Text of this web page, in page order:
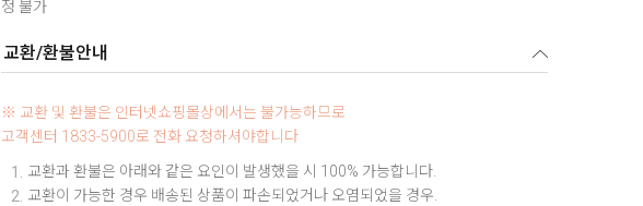
정 불가
교환/환불안내
※ 교환 및 환불은 인터넷쇼핑몰상에서는 불가능하므로
고객센터 1833-5900로 전화 요청하셔야합니다
교환과 환불은 아래와 같은 요인이 발생했을 시 100% 가능합니다.
교환이 가능한 경우 배송된 상품이 파손되었거나 오염되었을 경우.